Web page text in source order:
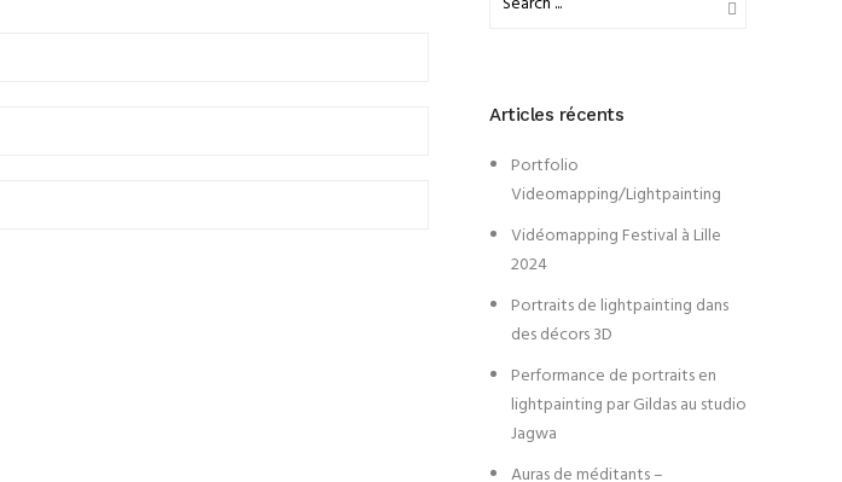
Articles récents
Portfolio
Videomapping/Lightpainting
Vidéomapping Festival à Lille
2024
Portraits de lightpainting dans
des décors 3D
Performance de portraits en
lightpainting par Gildas au studio
Jagwa
Auras de méditants –